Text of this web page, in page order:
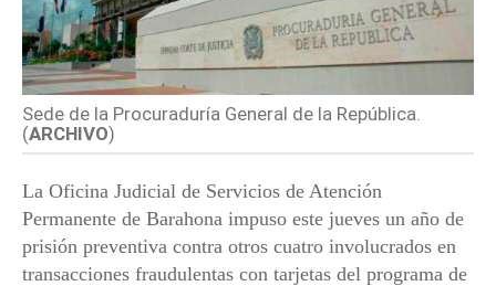
Sede de la Procuraduría General de la República.
(ARCHIVO)
La Oficina Judicial de Servicios de Atención
Permanente de Barahona impuso este jueves un año de
prisión preventiva contra otros cuatro involucrados en
transacciones fraudulentas con tarjetas del programa de